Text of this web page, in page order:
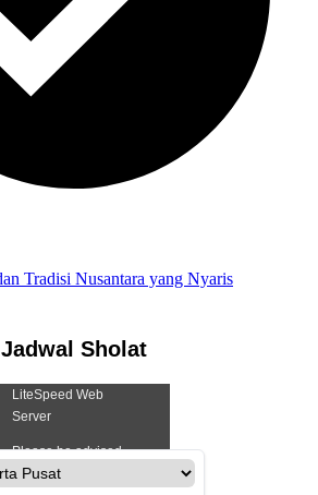
Jadwal Sholat